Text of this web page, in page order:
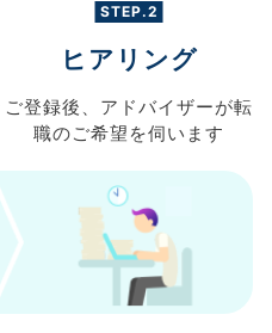
STEP.2
ヒアリング
ご登録後、 アドバイザーが転
職のご希望を伺います